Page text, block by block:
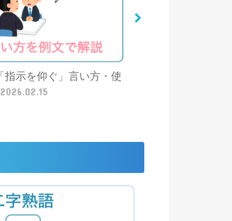
指示を仰ぐ」言い方・使
2026.02.15